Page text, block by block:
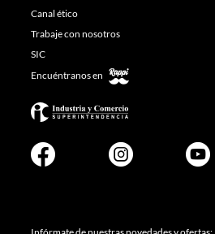
Canal ético
Trabaje con nosotros
SIC
Encuéntranos en